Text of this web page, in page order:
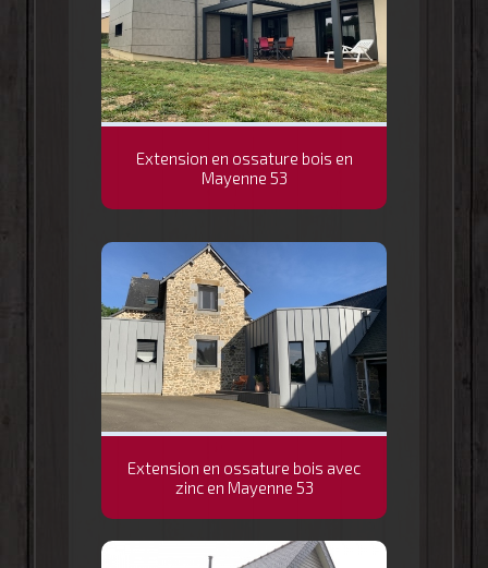
Extension en ossature bois en
Mayenne 53
Extension en ossature bois avec
zinc en Mayenne 53